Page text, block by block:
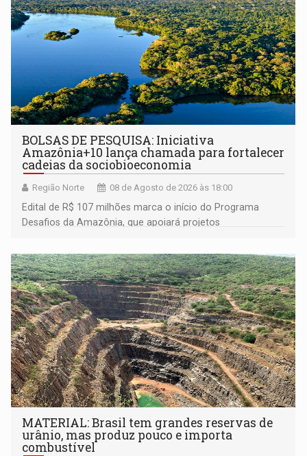
BOLSAS DE PESQUISA: Iniciativa
Amazônia+10 lança chamada para fortalecer
cadeias da sociobioeconomia
Região Norte 08 de Agosto de 2026 às 18:00
Edital de R$ 107 milhões marca o início do Programa
Desafios da Amazônia, que apoiará projetos
submissão de pré-propostas poderá ser feita até 1º de
setembro
MATERIAL: Brasil tem grandes reservas de
urânio, mas produz pouco e importa
combustível